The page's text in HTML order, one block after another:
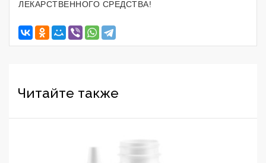
ЛЕКАРСТВЕННОГО СРЕДСТВА!
Читайте также